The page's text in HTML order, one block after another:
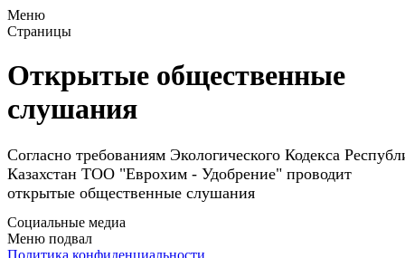
Меню
Страницы
Открытые общественные
слушания
Согласно требованиям Экологического Кодекса
Казахстан ТОО "Еврохим - Удобрение" проводит
открытые общественные слушания
Социальные медиа
Меню подвал
Политика конфиденциальности